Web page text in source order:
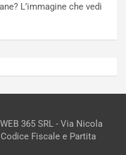
L’immagine che vedi
365 SRL - Via Nicola
Fiscale e Partita